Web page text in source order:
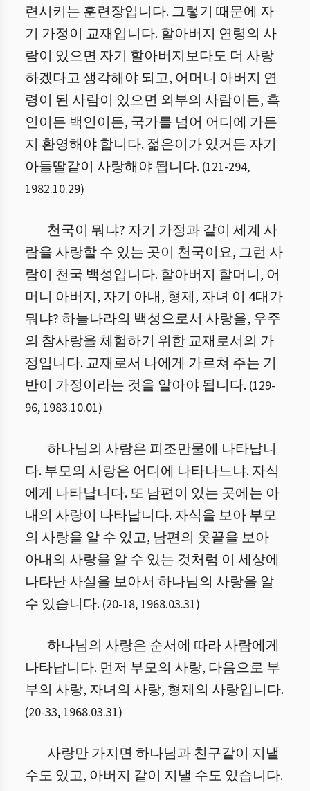
련시키는 훈련장입니다. 그렇기 때문에 자
기 가정이 교재입니다. 할아버지 연령의 사
람이 있으면 자기 할아버지보다도 더 사랑
하겠다고 생각해야 되고, 어머니 아버지 연
령이 된 사람이 있으면 외부의 사람이든, 흑
인이든 백인이든, 국가를 넘어 어디에 가든
지 환영해야 합니다. 젊은이가 있거든 자기
아들딸같이 사랑해야 됩니다. (121-294,
1982.10.29)
천국이 뭐냐? 자기 가정과 같이 세계 사
람을 사랑할 수 있는 곳이 천국이요, 그런 사
람이 천국 백성입니다. 할아버지 할머니, 어
머니 아버지, 자기 아내, 형제, 자녀 이 4대가
뭐냐? 하늘나라의 백성으로서 사랑을, 우주
의 참사랑을 체험하기 위한 교재로서의 가
정입니다. 교재로서 나에게 가르쳐 주는 기
반이 가정이라는 것을 알아야 됩니다. (129-
96, 1983.10.01)
하나님의 사랑은 피조만물에 나타납니
다. 부모의 사랑은 어디에 나타나느냐. 자식
에게 나타납니다. 또 남편이 있는 곳에는 아
내의 사랑이 나타납니다. 자식을 보아 부모
의 사랑을 알 수 있고, 남편의 옷끝을 보아
아내의 사랑을 알 수 있는 것처럼 이 세상에
나타난 사실을 보아서 하나님의 사랑을 알
수 있습니다. (20-18, 1968.03.31)
하나님의 사랑은 순서에 따라 사람에게
나타납니다. 먼저 부모의 사랑, 다음으로 부
부의 사랑, 자녀의 사랑, 형제의 사랑입니다.
(20-33, 1968.03.31)
사랑만 가지면 하나님과 친구같이 지낼
수도 있고, 아버지 같이 지낼 수도 있습니다.